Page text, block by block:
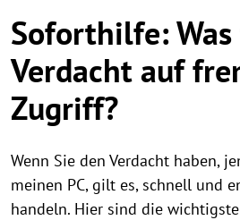
Soforthilfe:
Verdacht auf
Zugriff?
Wenn Sie den Verdacht haben,
meinen PC, gilt es, schnell und
handeln. Hier sind die